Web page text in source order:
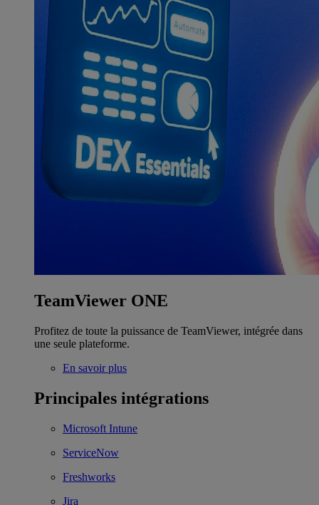
TeamViewer ONE
Profitez de toute la puissance de TeamViewer, intégrée dans
une seule plateforme.
En savoir plus
Principales intégrations
Microsoft Intune
ServiceNow
Freshworks
Jira